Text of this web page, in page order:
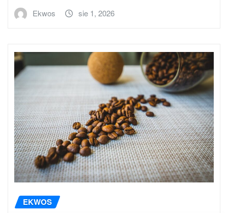
Ekwos sie 1, 2026
EKWOS